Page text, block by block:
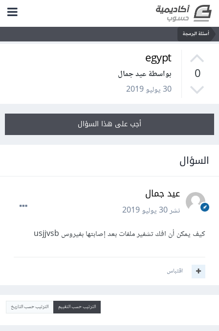
أسئلة البرمجة
0
egypt
بواسطة عيد جمال
30 يوليو 2019
أجب على هذا السؤال
السؤال
عيد جمال
نشر30 يوليو 2019
كيف يمكن أن افك تشفير ملفات بعد إصابتها بفيروس usjjvsb
اقتباس
الترتيب حسب التقييم الترتيب حسب التاريخ